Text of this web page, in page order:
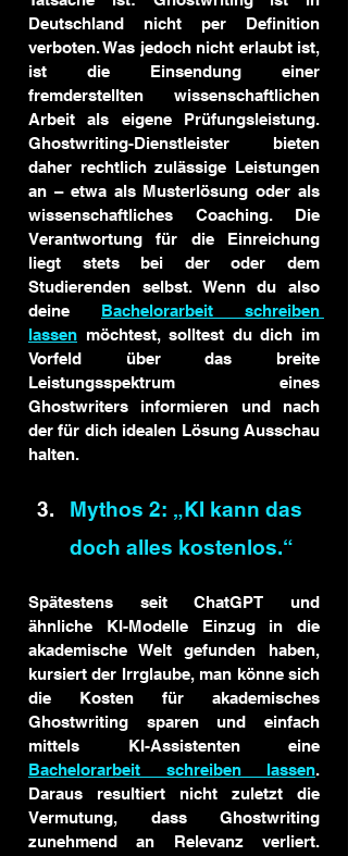
Deutschland nicht per Definition
verboten. Was jedoch nicht erlaubt ist,
ist die Einsendung einer
fremderstellten wissenschaftlichen
Arbeit als eigene Prüfungsleistung.
Ghostwriting-Dienstleister bieten
daher rechtlich zulässige Leistungen
an – etwa als Musterlösung oder als
wissenschaftliches Coaching. Die
Verantwortung für die Einreichung
liegt stets bei der oder dem
Studierenden selbst. Wenn du also
deine Bachelorarbeit schreiben
lassen möchtest, solltest du dich im
Vorfeld über das breite
Leistungsspektrum eines
Ghostwriters informieren und nach
der für dich idealen Lösung Ausschau
halten.
Mythos 2: „KI kann das
doch alles kostenlos.“
Spätestens seit ChatGPT und
ähnliche KI-Modelle Einzug in die
akademische Welt gefunden haben,
kursiert der Irrglaube, man könne sich
die Kosten für akademisches
Ghostwriting sparen und einfach
Bachelorarbeit schreiben lassen.
Daraus resultiert nicht zuletzt die
Vermutung, dass Ghostwriting
zunehmend an Relevanz verliert.